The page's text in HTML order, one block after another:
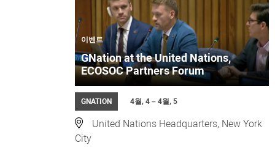
이벤트
GNation at the United Nations,
ECOSOC Partners Forum
GNATION 4월, 4 – 4월, 5
United Nations Headquarters, New York
City